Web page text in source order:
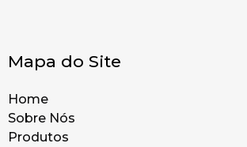
Mapa do Site
Home
Sobre Nós
Produtos